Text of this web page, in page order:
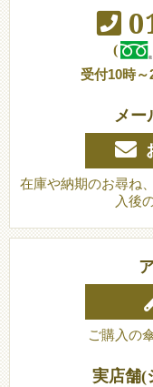
(
受付10時～
メー
在庫や納期のお尋ね
入後
ご購入の
実店舗(